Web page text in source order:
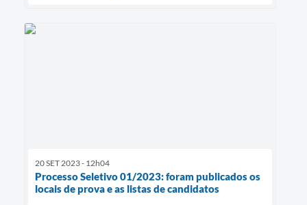
20 SET 2023 - 12h04
Processo Seletivo 01/2023: foram publicados os
locais de prova e as listas de candidatos